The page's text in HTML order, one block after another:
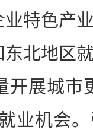
特色产
北地区
开展城市
业机会